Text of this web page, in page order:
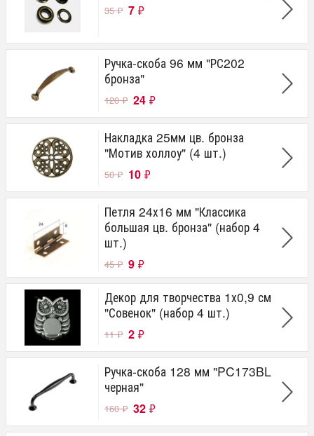
35₽ 7 ₽
Ручка-скоба 96 мм "РС202
бронза"
120₽ 24 ₽
Накладка 25мм цв. бронза
"Мотив холлоу" (4 шт.)
50₽ 10 ₽
Петля 24х16 мм "Классика
большая цв. бронза" (набор 4
шт.)
45₽ 9 ₽
Декор для творчества 1х0,9 см
"Совенок" (набор 4 шт.)
11₽ 2 ₽
Ручка-скоба 128 мм "PC173BL
черная"
160₽ 32 ₽